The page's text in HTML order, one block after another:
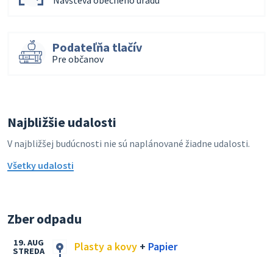
Podateľňa tlačív
Pre občanov
Najbližšie udalosti
V najbližšej budúcnosti nie sú naplánované žiadne udalosti.
Všetky udalosti
Zber odpadu
Plasty a kovy + Papier
19. AUG
STREDA